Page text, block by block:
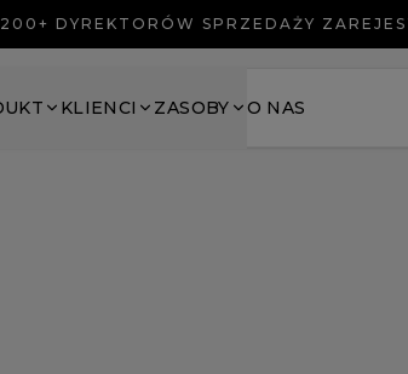
DYREKTORÓW SPRZEDAŻY
KLIENCI ZASOBY O NAS